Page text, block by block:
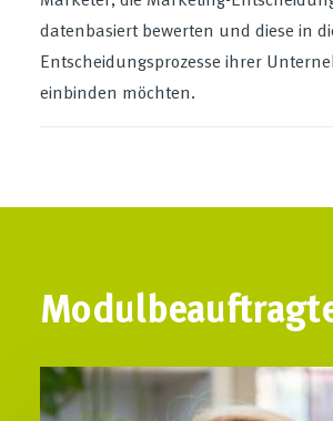
datenbasiert bewerten und diese in
Entscheidungsprozesse ihrer
einbinden möchten.